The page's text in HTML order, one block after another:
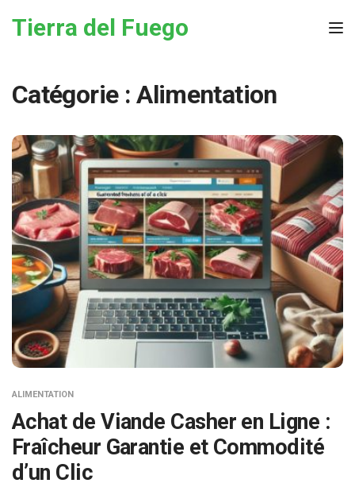
Tierra del Fuego
Catégorie :Alimentation
ALIMENTATION
Achat de Viande Casher en Ligne :
Fraîcheur Garantie et Commodité
d’un Clic